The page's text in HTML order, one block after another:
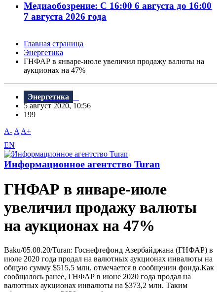
Медиаобозрение: С 16:00 6 августа до 16:00
7 августа 2026 года
Главная страница
Энергетика
ГНФАР в январе-июле увеличил продажу валюты на
аукционах на 47%
Энергетика
5 август 2020, 10:56
199
A- A A+
EN
Информационное агентство Turan
ГНФАР в январе-июле
увеличил продажу валюты
на аукционах на 47%
Baku/05.08.20/Turan: Госнефтефонд Азербайджана (ГНФАР) в
июле 2020 года продал на валютных аукционах инвалюты на
общую сумму $515,5 млн, отмечается в сообщении фонда.Как
сообщалось ранее, ГНФАР в июне 2020 года продал на
валютных аукционах инвалюты на $373,2 млн. Таким